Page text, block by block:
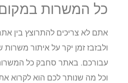
כל המשרות במקום
אתם לא צריכים להתרוצץ בין
ולבזבז זמן יקר על איתור משרות
עבורכם. באתר סחבק כל
וכל מה שנותר לכם הוא לקרוא את